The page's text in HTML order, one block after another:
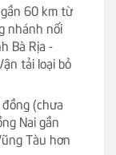
60 km từ
nhánh nối
Bà Rịa -
tải loại bỏ
(chưa
Nai gần
Tàu hơn